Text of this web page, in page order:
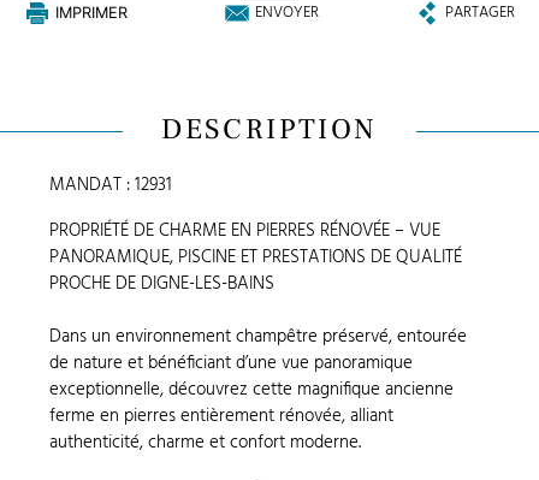
IMPRIMER ENVOYER PARTAGER
DESCRIPTION
MANDAT : 12931
PROPRIÉTÉ DE CHARME EN PIERRES RÉNOVÉE – VUE
PANORAMIQUE, PISCINE ET PRESTATIONS DE QUALITÉ
PROCHE DE DIGNE-LES-BAINS
Dans un environnement champêtre préservé, entourée
de nature et bénéficiant d’une vue panoramique
exceptionnelle, découvrez cette magnifique ancienne
ferme en pierres entièrement rénovée, alliant
authenticité, charme et confort moderne.